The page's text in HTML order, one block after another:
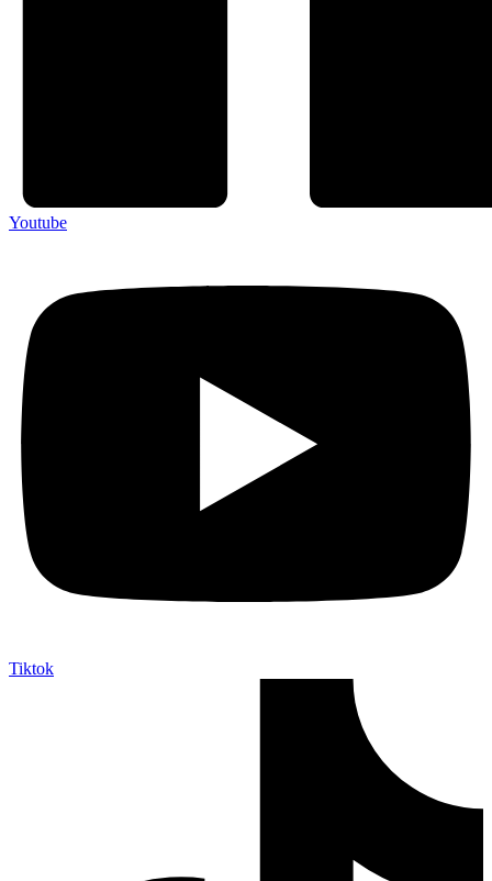
Youtube
Tiktok